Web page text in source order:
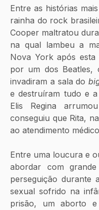
Entre as histórias
rainha do rock
Cooper maltratou
na qual lambeu a
Nova York após esta
por um dos Beatles,
invadiram a sala do
e destruíram tudo e
Elis Regina
conseguiu que Rita,
ao atendimento
Entre uma loucura e
abordar com
perseguição durante
sexual sofrido na
prisão, um aborto